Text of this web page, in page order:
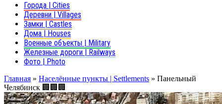
Города | Cities
Деревни | Villages
Замки | Castles
Дома | Houses
Военные объекты | Military
Железные дороги | Railways
Фото | Photo
Главная » Населённые пункты | Settlements » Панельный
Челябинск 🏢🏢🏢